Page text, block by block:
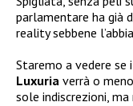
parlamentare ha già
reality sebbene
Staremo a vedere se
Luxuria verrà o
sole indiscrezioni,